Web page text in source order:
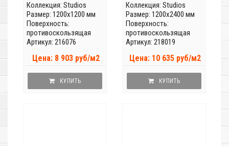
Коллекция: Studios
Размер: 1200x1200 мм
Поверхность:
противоскользящая
Артикул: 216076
Цена: 8 903 руб/м2
КУПИТЬ
Коллекция: Studios
Размер: 1200x2400 мм
Поверхность:
противоскользящая
Артикул: 218019
Цена: 10 635 руб/м2
КУПИТЬ